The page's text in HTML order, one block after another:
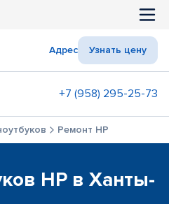
Адрес Узнать цену
+7 (958) 295-25-73
Ремонт HP
HP в Ханты-